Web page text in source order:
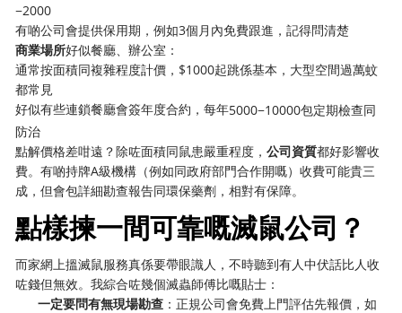
−2000
有啲公司會提供保用期，例如3個月內免費跟進，記得問清楚
商業場所好似餐廳、辦公室：
通常按面積同複雜程度計價，$1000起跳係基本，大型空間過萬蚊
都常見
好似有些連鎖餐廳會簽年度合約，每年5000−10000包定期檢查同
防治
點解價格差咁遠？除咗面積同鼠患嚴重程度，公司資質都好影響收
費。有啲持牌A級機構（例如同政府部門合作開嘅）收費可能貴三
成，但會包詳細勘查報告同環保藥劑，相對有保障。
點樣揀一間可靠嘅滅鼠公司？
而家網上搵滅鼠服務真係要帶眼識人，不時聽到有人中伏話比人收
咗錢但無效。我綜合咗幾個滅蟲師傅比嘅貼士：
一定要問有無現場勘查 ：正規公司會免費上門評估先報價，如